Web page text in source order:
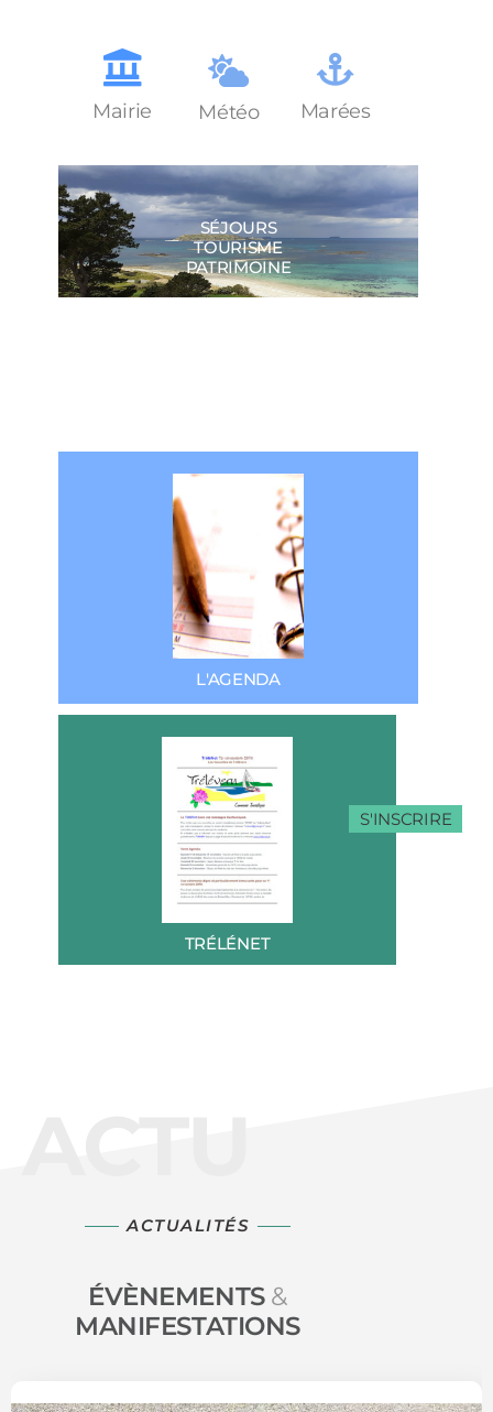
Mairie Météo Marées
SÉJOURS
TOURISME
PATRIMOINE
L'AGENDA
TRÉLÉNET
S'INSCRIRE
ACTUALITÉS
ÉVÈNEMENTS &
MANIFESTATIONS